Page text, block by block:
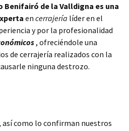
Benifairó de la Valldigna es una
en cerrajería líder en el
y por la profesionalidad
, ofreciéndole una
de cerrajería realizados con la
ninguna destrozo.
como lo confirman nuestros